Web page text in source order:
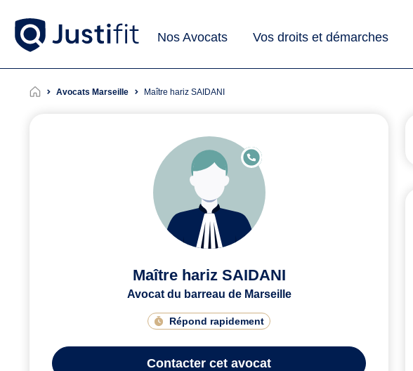
Nos Avocats Vos droits et démarches
Avocats Marseille Maître hariz SAIDANI
E
N
Maître hariz SAIDANI
Avocat du barreau de Marseille
Répond rapidement
Contacter cet avocat